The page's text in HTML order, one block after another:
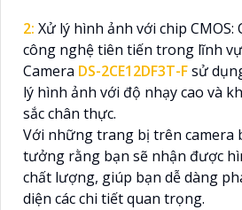
2: Xử lý hình ảnh với chip CMOS:
công nghệ tiên tiến trong lĩnh
Camera DS-2CE12DF3T-Fsử
lý hình ảnh với độ nhạy cao và
sắc chân thực.
Với những trang bị trên camera
tưởng rằng bạn sẽ nhận được
chất lượng, giúp bạn dễ dàng
diện các chi tiết quan trọng.